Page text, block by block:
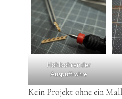
Hohlbohren der
Auspuffrohre
Kein Projekt ohne ein